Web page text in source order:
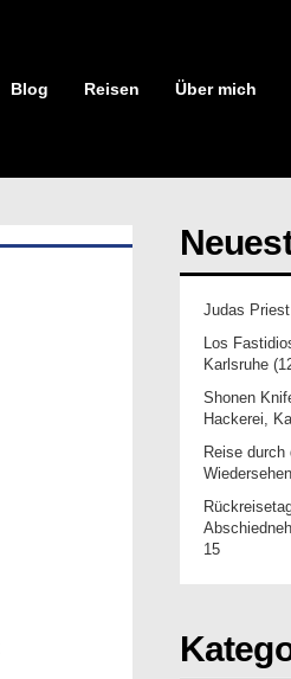
Blog Reisen Über mich
Judas
Los
Karlsruhe
Shonen
Hackerei,
Reise
Wiedersehen
15